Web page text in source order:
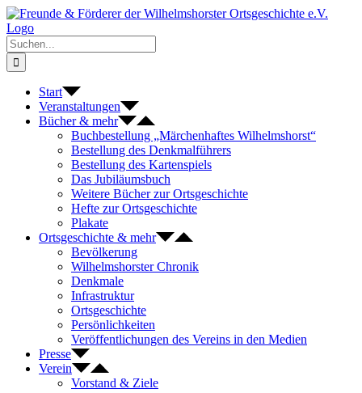
Zum
Inhalt
springen
Suche
nach:
Start
Veranstaltungen
Bücher & mehr
Buchbestellung „Märchenhaftes Wilhelmshorst“
Bestellung des Denkmalführers
Bestellung des Kartenspiels
Das Jubiläumsbuch
Weitere Bücher zur Ortsgeschichte
Hefte zur Ortsgeschichte
Plakate
Ortsgeschichte & mehr
Bevölkerung
Wilhelmshorster Chronik
Denkmale
Infrastruktur
Ortsgeschichte
Persönlichkeiten
Veröffentlichungen des Vereins in den Medien
Presse
Verein
Vorstand & Ziele